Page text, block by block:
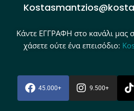
Κάντε ΕΓΓΡΑΦΗ στο κανάλι μας
χάσετε ούτε ένα επεισόδιο:
45.000+ 9.500+